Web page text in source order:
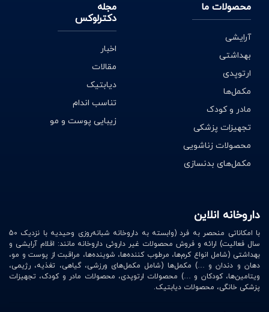
روش استفاده از شامپو ضد ریزش مو
هر هفته چند بار به حمام بروید و مقداری از شامپو ضد ریزش
را روی سر خود مالش دهید سعی کنید این کار را بیشتر بر
روی پوست مو انجام دهید حدود 5 دقیقه مالش دهید تا مواد
تقویت کننده جذب ریشه مو شود و بعد از آن موها را به
صورت کامل آبکشی نمایید.
جهت خرید اینترنتی شامپو ضد ریزش مو به وب سایت دکتر
لوکس رفته و محصول خود را از میان برندهای با کیفیت
انتخاب کنید. در ضمن مشاوران ما در زمینه آرایشی و
بهداشتی پاسخگوی کاربران محترم بوده و آن ها را راهنمایی
محصولات ما
آرایشی
بهداشتی
ارتوپدی
مکمل‌ها
مادر و کودک
تجهیزات پزشکی
محصولات زناشویی
مکمل‌های بدنسازی
مجله
دکترلوکس
اخبار
مقالات
دیابتیک
تناسب اندام
زیبایی پوست و مو
داروخانه انلاین
با امکاناتی منحصر به فرد (وابسته به داروخانه شبانه‌روزی وحیدیه با نزدیک 50
سال فعالیت) ارائه و فروش محصولات غیر داروئی داروخانه مانند: اقلام آرایشی و
بهداشتی (شامل انواع کرم‌ها، مرطوب کننده‌ها، شوینده‌ها، مراقبت از پوست و مو،
دهان و دندان و …) مکمل‌ها (شامل مکمل‌های ورزشی، گیاهی، تغذیه، رژیمی،
ویتامین‌ها، کودکان و …) محصولات ارتوپدی، محصولات مادر و کودک، تجهیزات
پزشکی خانگی، محصولات دیابتیک.